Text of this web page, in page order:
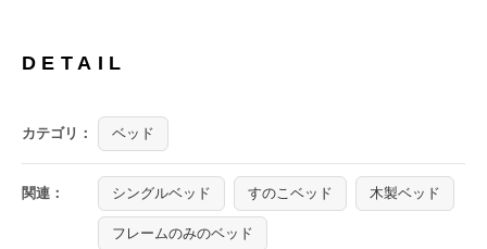
DETAIL
カテゴリ： ベッド
関連： シングルベッド すのこベッド 木製ベッド
フレームのみのベッド